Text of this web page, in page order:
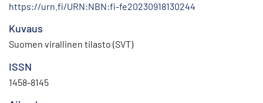
https://urn.fi/URN:NBN:fi-fe20230918130244
Kuvaus
Suomen virallinen tilasto (SVT)
ISSN
1458-8145